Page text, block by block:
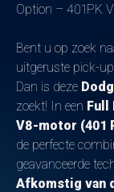
Option – 401PK
Bent u op zoek
uitgeruste pick-
Dan is deze
zoekt! In een Full
V8-motor (401
de perfecte
geavanceerde
Afkomstig van